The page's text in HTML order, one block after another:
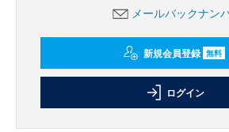
メールバックナン
新規会員登録 無料
ログイン